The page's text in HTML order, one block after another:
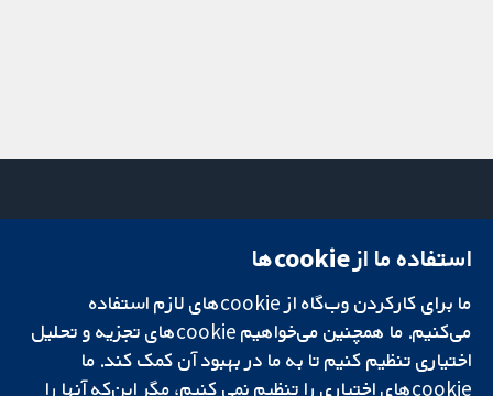
تحقیقات قابل
اعتماد.
تصمیم‌گیری آگاهانه.
سلامت بهتر.
میدان کاوندیش
لندن
W1G 0AN
بریتانیا
دفتر رسانه‌ای
درباره ما
فرصت‌های
شغلی
استفاده ما از cookie‌ها
ما برای کارکردن وب‌گاه از cookie‌های لازم استفاده
می‌کنیم. ما همچنین می‌خواهیم cookie‌های تجزیه و تحلیل
اختیاری تنظیم کنیم تا به ما در بهبود آن کمک کند. ما
cookie‌های اختیاری را تنظیم نمی کنیم، مگر این‌که آنها را